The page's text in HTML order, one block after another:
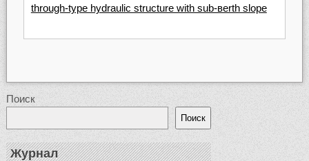
through-type hydraulic structure with sub-вerth slope
Поиск
Поиск
Журнал